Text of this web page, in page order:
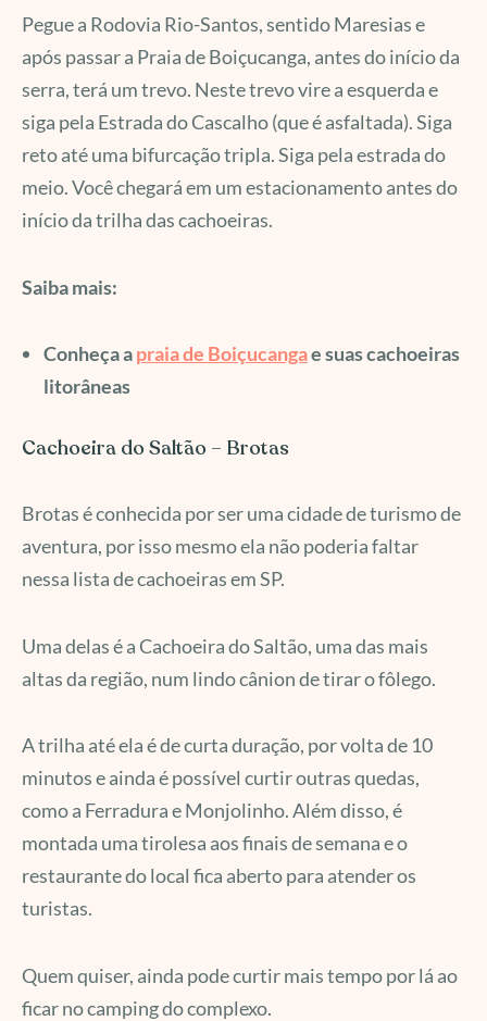
Pegue a Rodovia Rio-Santos, sentido Maresias e
após passar a Praia de Boiçucanga, antes do início da
serra, terá um trevo. Neste trevo vire a esquerda e
siga pela Estrada do Cascalho (que é asfaltada). Siga
reto até uma bifurcação tripla. Siga pela estrada do
meio. Você chegará em um estacionamento antes do
início da trilha das cachoeiras.
Saiba mais:
Conheça apraia de Boiçucangae suas cachoeiras
litorâneas
Cachoeira do Saltão – Brotas
Brotas é conhecida por ser uma cidade de turismo de
aventura, por isso mesmo ela não poderia faltar
nessa lista de cachoeiras em SP.
Uma delas é a Cachoeira do Saltão, uma das mais
altas da região, num lindo cânion de tirar o fôlego.
A trilha até ela é de curta duração, por volta de 10
minutos e ainda é possível curtir outras quedas,
como a Ferradura e Monjolinho. Além disso, é
montada uma tirolesa aos finais de semana e o
restaurante do local fica aberto para atender os
turistas.
Quem quiser, ainda pode curtir mais tempo por lá ao
ficar no camping do complexo.